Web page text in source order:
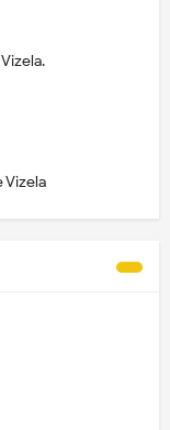
Vizela